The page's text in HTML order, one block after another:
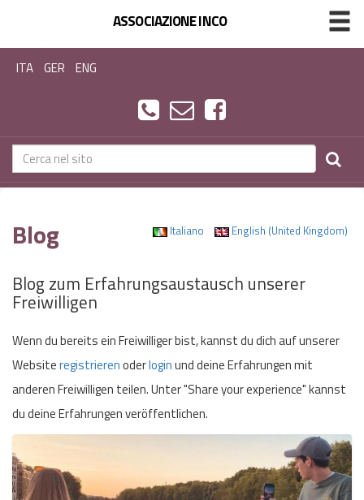
ASSOCIAZIONE INCO
ITA GER ENG
Italiano English (United Kingdom)
Blog
Blog zum Erfahrungsaustausch unserer
Freiwilligen
Wenn du bereits ein Freiwilliger bist, kannst du dich auf unserer
Websiteregistrierenoderloginund deine Erfahrungen mit
anderen Freiwilligen teilen. Unter "Share your experience" kannst
du deine Erfahrungen veröffentlichen.